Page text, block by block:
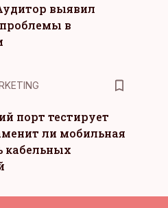
выявил
в
порт тестирует
ли мобильная
кабельных